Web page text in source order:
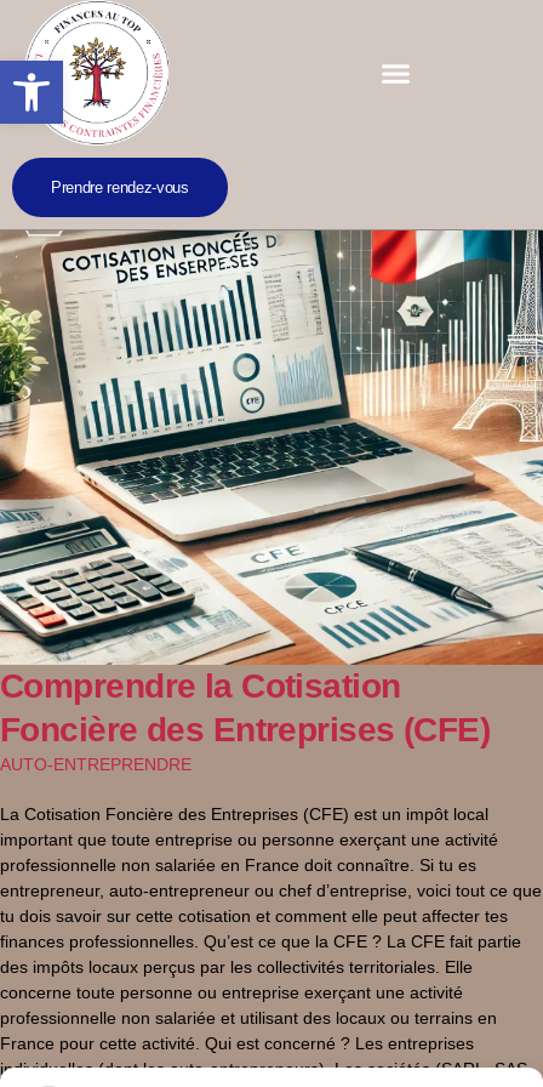
Ouvrir la barre d’outils
Prendre rendez-vous
Comprendre la Cotisation
Foncière des Entreprises (CFE)
AUTO-ENTREPRENDRE
La Cotisation Foncière des Entreprises (CFE) est un impôt local
important que toute entreprise ou personne exerçant une activité
professionnelle non salariée en France doit connaître. Si tu es
entrepreneur, auto-entrepreneur ou chef d’entreprise, voici tout ce que
tu dois savoir sur cette cotisation et comment elle peut affecter tes
finances professionnelles. Qu’est ce que la CFE ? La CFE fait partie
des impôts locaux perçus par les collectivités territoriales. Elle
concerne toute personne ou entreprise exerçant une activité
professionnelle non salariée et utilisant des locaux ou terrains en
France pour cette activité. Qui est concerné ? Les entreprises
individuelles (dont les auto-entrepreneurs). Les sociétés (SARL, SAS,